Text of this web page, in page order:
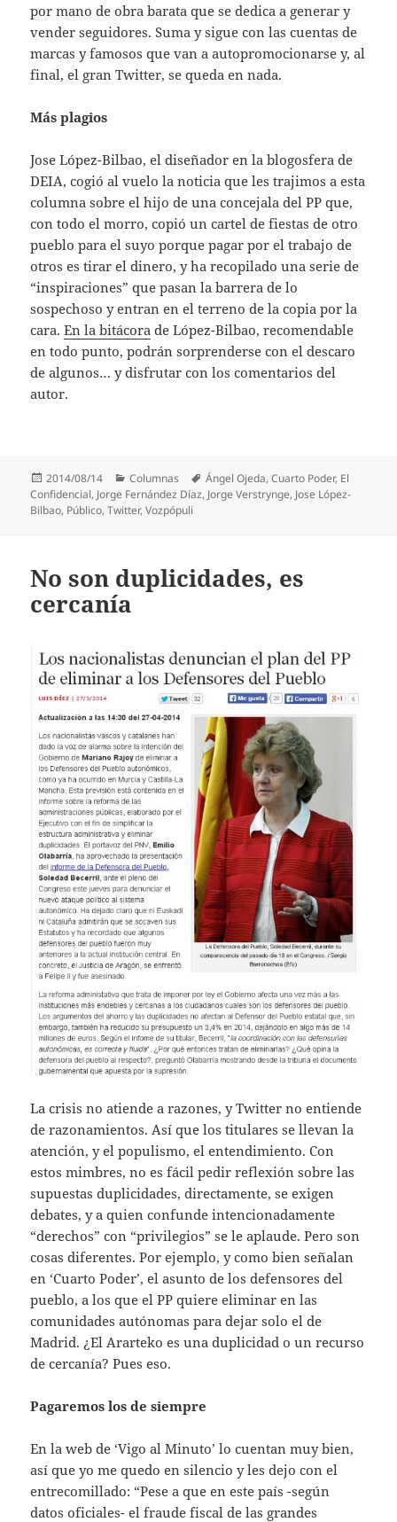
por mano de obra barata que se dedica a generar y
vender seguidores. Suma y sigue con las cuentas de
marcas y famosos que van a autopromocionarse y, al
final, el gran Twitter, se queda en nada.
Más plagios
Jose López-Bilbao, el diseñador en la blogosfera de
DEIA, cogió al vuelo la noticia que les trajimos a esta
columna sobre el hijo de una concejala del PP que,
con todo el morro, copió un cartel de fiestas de otro
pueblo para el suyo porque pagar por el trabajo de
otros es tirar el dinero, y ha recopilado una serie de
“inspiraciones” que pasan la barrera de lo
sospechoso y entran en el terreno de la copia por la
cara.En la bitácora de López-Bilbao, recomendable
en todo punto, podrán sorprenderse con el descaro
de algunos… y disfrutar con los comentarios del
autor.
Publicado
el
2014/08/14 Categorías
Columnas Etiquetas
Ángel Ojeda,Cuarto Poder, El
Confidencial, Jorge Fernández Díaz, Jorge Verstrynge, Jose López-
Bilbao, Público,Twitter,Vozpópuli
No son duplicidades, es
cercanía
La crisis no atiende a razones, y Twitter no entiende
de razonamientos. Así que los titulares se llevan la
atención, y el populismo, el entendimiento. Con
estos mimbres, no es fácil pedir reflexión sobre las
supuestas duplicidades, directamente, se exigen
debates, y a quien confunde intencionadamente
“derechos” con “privilegios” se le aplaude. Pero son
cosas diferentes. Por ejemplo, y como bien señalan
en ‘Cuarto Poder’, el asunto de los defensores del
pueblo, a los que el PP quiere eliminar en las
comunidades autónomas para dejar solo el de
Madrid. ¿El Ararteko es una duplicidad o un recurso
de cercanía? Pues eso.
Pagaremos los de siempre
En la web de ‘Vigo al Minuto’ lo cuentan muy bien,
así que yo me quedo en silencio y les dejo con el
entrecomillado: “Pese a que en este país -según
datos oficiales- el fraude fiscal de las grandes